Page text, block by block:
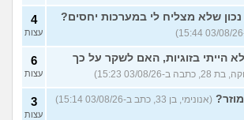
שלא מצליח לי במערכות יחסים? 4
עצות
לא הייתי בזוגיות, האם לשקר על כך
כתבה ב-03/08/26 15:23)
6
עצות
(אנונימי, בן 33, כתב ב-03/08/26 15:14) 3
עצות